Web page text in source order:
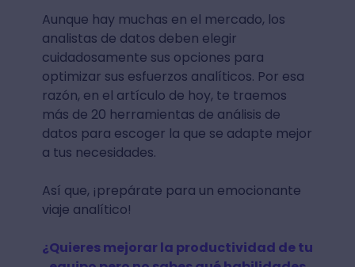
Aunque hay muchas en el mercado, los
analistas de datos deben elegir
cuidadosamente sus opciones para
optimizar sus esfuerzos analíticos. Por esa
razón, en el artículo de hoy, te traemos
más de 20 herramientas de análisis de
datos para escoger la que se adapte mejor
a tus necesidades.
Así que, ¡prepárate para un emocionante
viaje analítico!
¿Quieres mejorar la productividad de tu